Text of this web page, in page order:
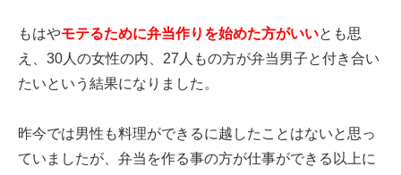
もはやモテるために弁当作りを始めた方がいいとも思
え、30人の女性の内、27人もの方が弁当男子と付き合い
たいという結果になりました。
昨今では男性も料理ができるに越したことはないと思っ
ていましたが、弁当を作る事の方が仕事ができる以上に